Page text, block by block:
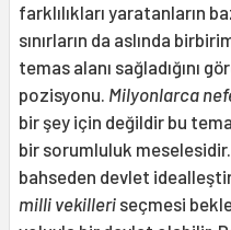
farklılıkları yaratanların
sınırların da aslında
temas alanı sağladığını
pozisyonu. Milyonlarca
bir şey için değildir bu
bir sorumluluk
bahseden devlet
milli vekilleri seçmesi